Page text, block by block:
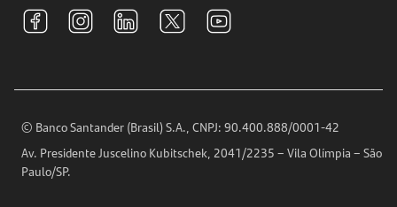
Relações com Investidores
S.A.C
Encontre nossas agências
Horários de Atendimento
Telefones
© Banco Santander (Brasil) S.A., CNPJ: 90.400.888/0001-42
Av. Presidente Juscelino Kubitschek, 2041/2235 – Vila Olímpia – São
Paulo/SP.